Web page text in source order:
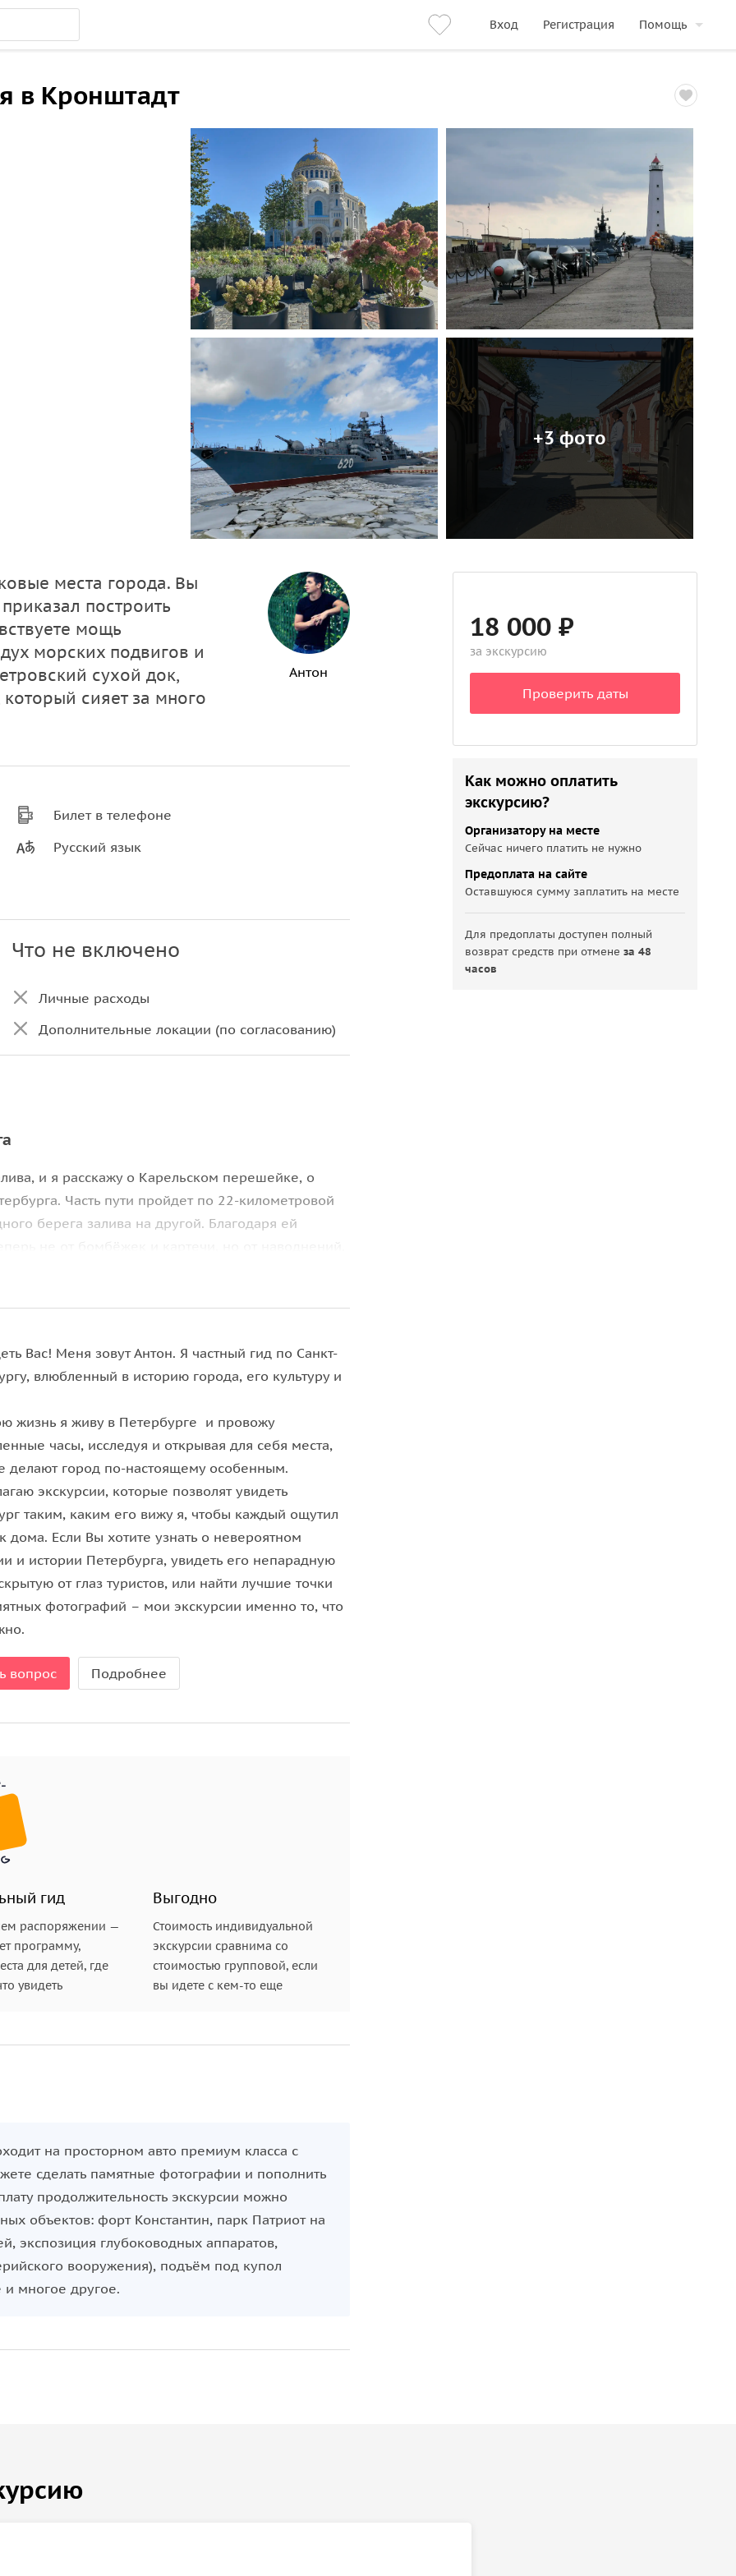
Вход Регистрация Помощь
в Кронштадт
+3 фото
места города. Вы
построить
мощь
морских подвигов и
сухой док,
сияет за много
Антон
Билет в телефоне
Русский язык
Что не включено
Личные расходы
Дополнительные локации (по согласованию)
и я расскажу о Карельском перешейке, о
Часть пути пройдет по 22-километровой
берега залива на другой. Благодаря ей
и стоит город Кронштадт.
Я расскажу о его истории от первых
1867 года! Помимо внутренних помещений
дивным видом на акваторию
которые проходят гигантские сухогрузы,
яхты.
собора, откуда открывается панорама
Вас! Меня зовут Антон. Я частный гид по Санкт-
влюбленный в историю города, его культуру и
жизнь я живу в Петербурге и провожу
часы, исследуя и открывая для себя места,
делают город по-настоящему особенным.
экскурсии, которые позволят увидеть
таким, каким его вижу я, чтобы каждый ощутил
дома. Если Вы хотите узнать о невероятном
и истории Петербурга, увидеть его непарадную
от глаз туристов, или найти лучшие точки
фотографий – мои экскурсии именно то, что
вопрос Подробнее
гид
распоряжении —
программу,
для детей, где
увидеть
Выгодно
Стоимость индивидуальной
экскурсии сравнима со
стоимостью групповой, если
вы идете с кем-то еще
на просторном авто премиум класса с
сделать памятные фотографии и пополнить
продолжительность экскурсии можно
объектов: форт Константин, парк Патриот на
экспозиция глубоководных аппаратов,
вооружения), подъём под купол
и многое другое.
18 000 ₽
за экскурсию
Проверить даты
Как можно оплатить
экскурсию?
Организатору на месте
Сейчас ничего платить не нужно
Предоплата на сайте
Оставшуюся сумму заплатить на месте
Для предоплаты доступен полный
возврат средств при отменеза 48
часов